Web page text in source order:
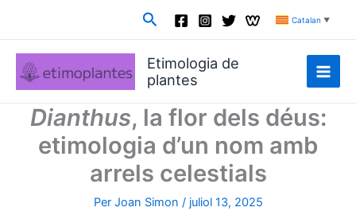
Cerca Catalan ▼
Etimologia de
plantes
Dianthus, la flor dels déus:
etimologia d’un nom amb
arrels celestials
Per Joan Simon / juliol 13, 2025